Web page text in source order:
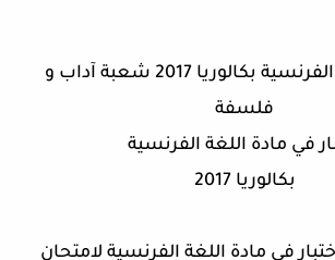
موضوع اللغة الفرنسية بكالوريا 2017 شعبة آداب و
فلسفة
في مادة اللغة الفرنسية
بكالوريا 2017
في مادة اللغة الفرنسية لامتحان